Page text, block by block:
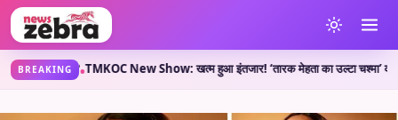
BREAKING
कहती है?•TMKOC New Show: खत्म हुआ इंतजार! ‘तारक मेहता का उल्टा चश्मा’ वाले